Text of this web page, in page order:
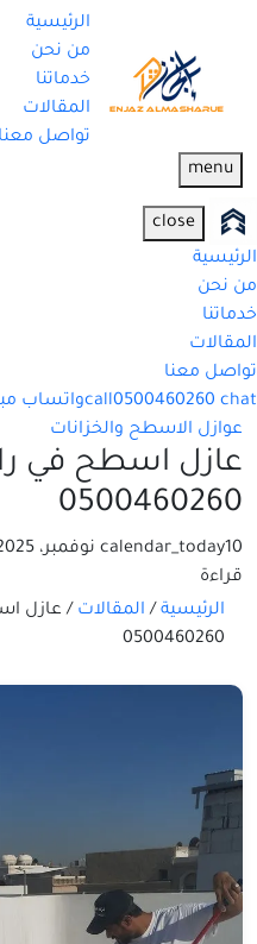
الرئيسية
من نحن
خدماتنا
المقالات
تواصل معنا
menu
close
الرئيسية
من نحن
خدماتنا
المقالات
تواصل معنا
call0500460260 chat
واتساب
عوازل الاسطح والخزانات
عازل اسطح في
0500460260
calendar_today10 نوفمبر، 2025
قراءة
الرئيسية / المقالات / عازل
0500460260